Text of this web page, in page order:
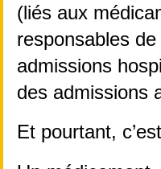
(liés aux
responsables
admissions
des admissions
Et pourtant,